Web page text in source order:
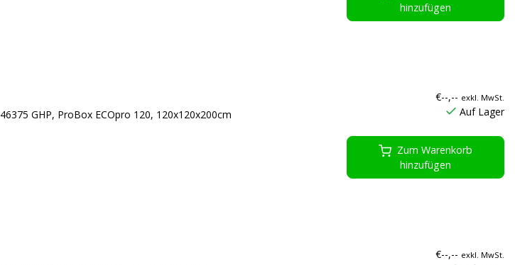
hinzufügen
46375 GHP, ProBox ECOpro 120, 120x120x200cm
€--,-- exkl. MwSt.
Auf Lager
Zum Warenkorb
hinzufügen
€--,-- exkl. MwSt.